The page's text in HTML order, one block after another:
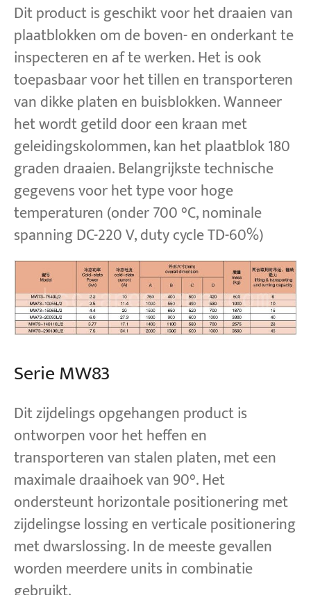
Dit product is geschikt voor het draaien van
plaatblokken om de boven- en onderkant te
inspecteren en af te werken. Het is ook
toepasbaar voor het tillen en transporteren
van dikke platen en buisblokken. Wanneer
het wordt getild door een kraan met
geleidingskolommen, kan het plaatblok 180
graden draaien. Belangrijkste technische
gegevens voor het type voor hoge
temperaturen (onder 700 °C, nominale
spanning DC-220 V, duty cycle TD-60%)
Serie MW83
Dit zijdelings opgehangen product is
ontworpen voor het heffen en
transporteren van stalen platen, met een
maximale draaihoek van 90°. Het
ondersteunt horizontale positionering met
zijdelingse lossing en verticale positionering
met dwarslossing. In de meeste gevallen
worden meerdere units in combinatie